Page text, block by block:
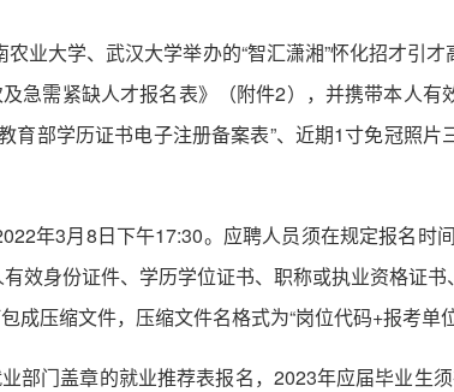
业大学、武汉大学举办的“智汇潇湘”怀化招才引
急需紧缺人才报名表》（附件2），并携带本人
育部学历证书电子注册备案表”、近期1寸免冠照
年3月8日下午17:30。应聘人员须在规定报名时
效身份证件、学历学位证书、职称或执业资格证书
压缩文件，压缩文件名格式为“岗位代码+报考单位
部门盖章的就业推荐表报名，2023年应届毕业生